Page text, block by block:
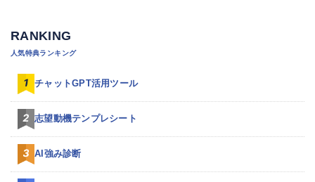
RANKING
人気特典ランキング
チャットGPT活用ツール
志望動機テンプレシート
AI強み診断